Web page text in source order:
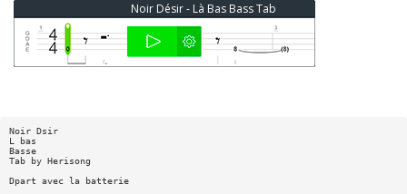
Noir Désir - Là Bas Bass Tab
Noir Dsir
L bas
Basse
Tab by Herisong
Dpart avec la batterie